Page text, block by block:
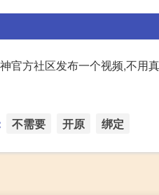
官方社区发布一个视频,不用
不需要 开原 绑定